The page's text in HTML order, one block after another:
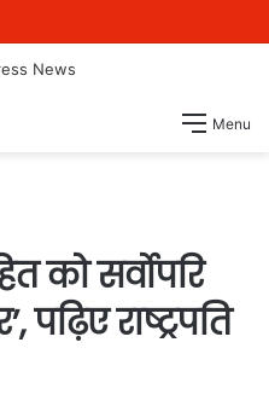
Menu
को सर्वोपरि
राष्ट्रपति